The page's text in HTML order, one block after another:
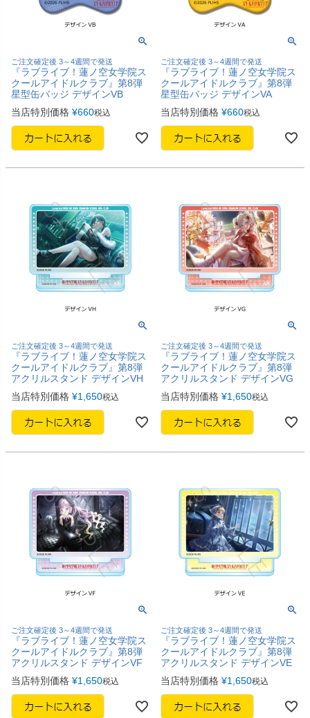
ご注文確定後 3～4週間で発送
『ラブライブ！蓮ノ空女学院ス
クールアイドルクラブ』第8弾
星型缶バッジ デザインVB
当店特別価格 ¥660税込
ご注文確定後 3～4週間で発送
『ラブライブ！蓮ノ空女学院ス
クールアイドルクラブ』第8弾
星型缶バッジ デザインVA
当店特別価格 ¥660税込
ご注文確定後 3～4週間で発送
『ラブライブ！蓮ノ空女学院ス
クールアイドルクラブ』第8弾
アクリルスタンド デザインVH
当店特別価格 ¥1,650税込
ご注文確定後 3～4週間で発送
『ラブライブ！蓮ノ空女学院ス
クールアイドルクラブ』第8弾
アクリルスタンド デザインVG
当店特別価格 ¥1,650税込
ご注文確定後 3～4週間で発送
『ラブライブ！蓮ノ空女学院ス
クールアイドルクラブ』第8弾
アクリルスタンド デザインVF
当店特別価格 ¥1,650税込
ご注文確定後 3～4週間で発送
『ラブライブ！蓮ノ空女学院ス
クールアイドルクラブ』第8弾
アクリルスタンド デザインVE
当店特別価格 ¥1,650税込